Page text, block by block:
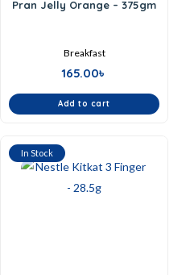
out
Pran Jelly Orange – 375gm
Breakfast
165.00৳
Add to cart
In Stock